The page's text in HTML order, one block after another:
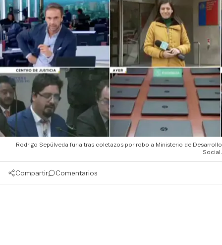
Rodrigo Sepúlveda furia tras coletazos por robo a Ministerio de Desarrollo
Social.
Compartir Comentarios